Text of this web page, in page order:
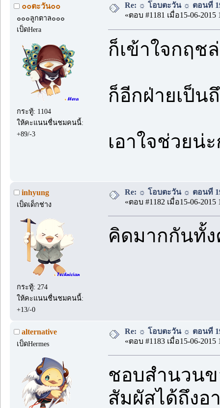
๐๐ตะวัน๐๐
๐๐๐ลูกตาล๐๐๐
เป็ดHera
กระทู้: 1104
ให้คะแนนชื่นชมคนนี้:
+89/-3
Re: ☼ โอบตะวัน ☼ ตอนที่ 19
«ตอบ #1181 เมื่อ15-06-2015
ก็เข้าใจกฤช
ก็อีกฝ่ายเป็น
เอาใจช่วยน่
inhyung
เป็ดเด็กช่าง
กระทู้: 274
ให้คะแนนชื่นชมคนนี้:
+13/-0
Re: ☼ โอบตะวัน ☼ ตอนที่ 19
«ตอบ #1182 เมื่อ15-06-2015
คิดมากกันทั้ง
alternative
เป็ดHermes
Re: ☼ โอบตะวัน ☼ ตอนที่ 19
«ตอบ #1183 เมื่อ15-06-2015
ชอบสำนวนข
สัมผัสได้ถึง